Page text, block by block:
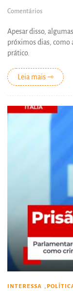
Comentários
Apesar disso,
próximos dias, como
prático.
Leia mais ⇾
INTERESSA ,